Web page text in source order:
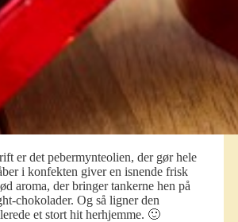
er det pebermynteolien, der gør hele
i konfekten giver en isnende frisk
aroma, der bringer tankerne hen på
chokolader. Og så ligner den
et stort hit herhjemme. 🙂